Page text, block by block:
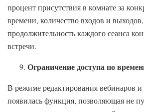
процент присутствия в комнате за
времени, количество входов и
продолжительность каждого сеанса
встречи.
Ограничение доступа по
В режиме редактирования вебинаров
появилась функция, позволяющая не